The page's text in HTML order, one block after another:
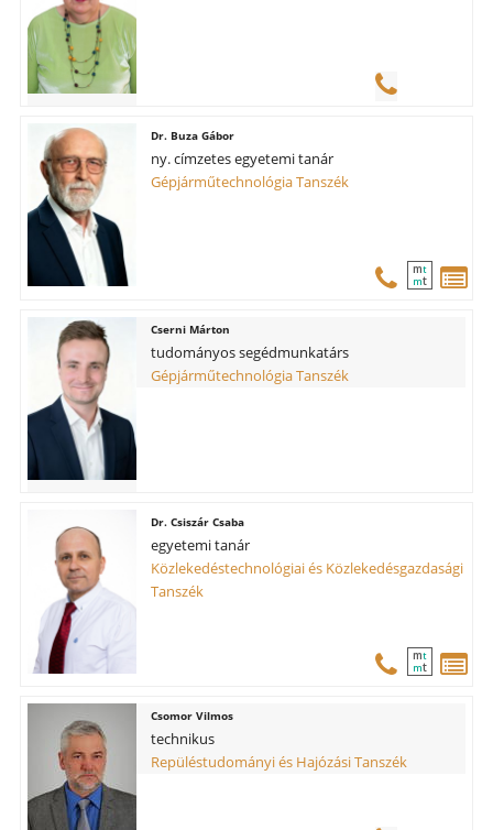
Buza Gábor
ny. címzetes egyetemi tanár
Gépjárműtechnológia Tanszék
mt
mt
Cserni Márton
tudományos segédmunkatárs
Gépjárműtechnológia Tanszék
Csiszár Csaba
egyetemi tanár
Közlekedéstechnológiai és Közlekedésgazdasági
Tanszék
mt
mt
Csomor Vilmos
technikus
Repüléstudományi és Hajózási Tanszék